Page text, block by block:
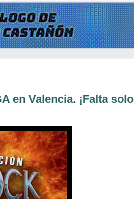
en Valencia. ¡Falta solo